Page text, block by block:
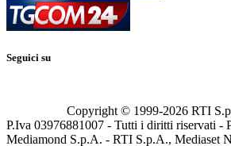
Seguici su
Copyright © 1999-2026 RTI
P.Iva 03976881007 - Tutti i diritti riservati -
Mediamond S.p.A. - RTI S.p.A., Mediaset